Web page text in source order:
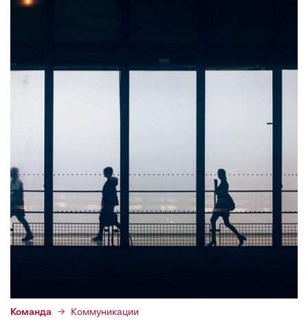
Команда Коммуникации